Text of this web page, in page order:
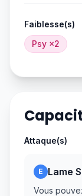
Faiblesse(s)
Psy ×2
Attaque(s)
E Lame
Vous